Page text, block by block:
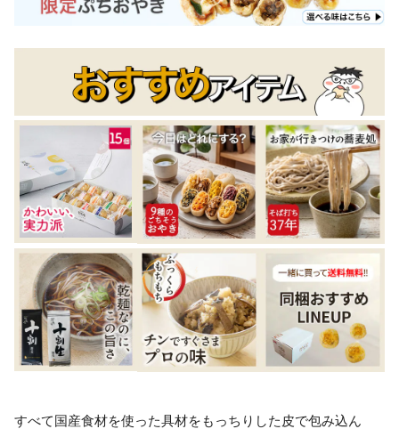
すべて国産食材を使った具材をもっちりした皮で包み込ん